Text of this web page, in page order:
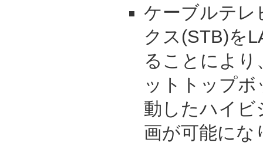
ケーブルテレ
クス(STB)を
ることによ
ットトップ
動したハイビ
画が可能にな